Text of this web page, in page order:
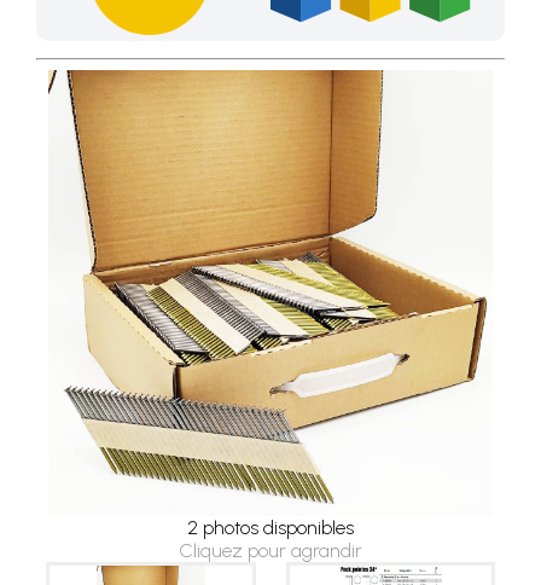
Frais de port offerts en France métropolitaine dès l'achat de
2 photos disponibles
Cliquez pour agrandir